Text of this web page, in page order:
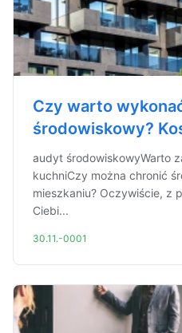
Czy warto
środowiskowy?
audyt środowiskowyWarto
kuchniCzy można chronić
mieszkaniu? Oczywiście, z
Ciebi...
30.11.-0001